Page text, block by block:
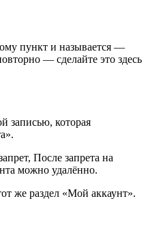
пункт и называется —
— сделайте это здесь
записью, которая
После запрета на
можно удалённо.
же раздел «Мой аккаунт».